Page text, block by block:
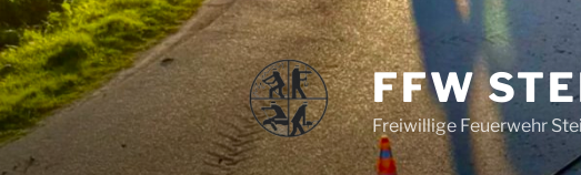
Zum
Inhalt
springen
FFW
Freiwillige Feuerwehr